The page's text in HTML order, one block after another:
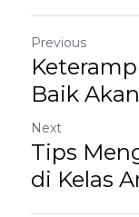
Previous
Baik
Next
Tips
di Kelas